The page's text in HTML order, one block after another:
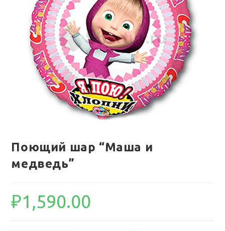
Поющий шар “Маша и
медведь”
₽1,590.00